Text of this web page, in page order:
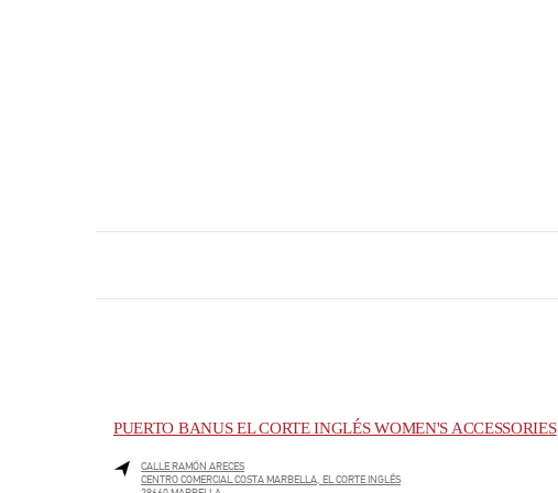
PUERTO BANUS EL CORTE INGLÉS WOMEN'S ACCESSORIES
CALLE RAMÓN ARECES
CENTRO COMERCIAL COSTA MARBELLA, EL CORTE INGLÉS